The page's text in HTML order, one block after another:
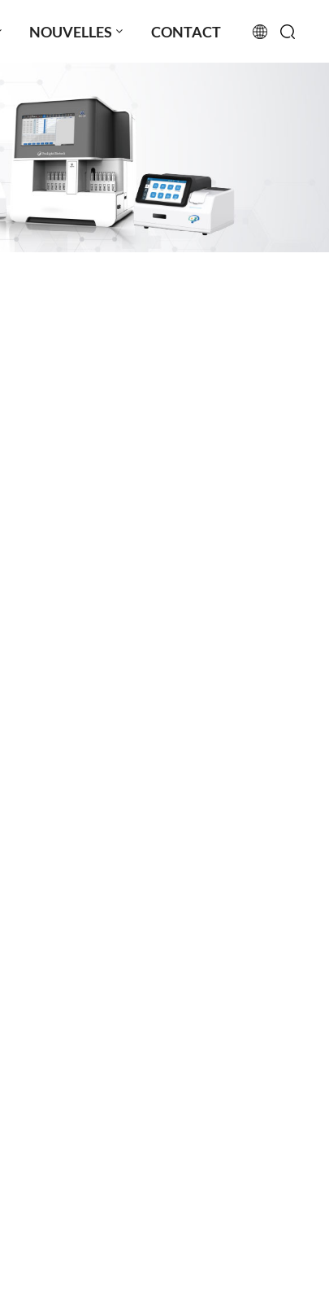
NOUVELLES CONTACT
русский
español